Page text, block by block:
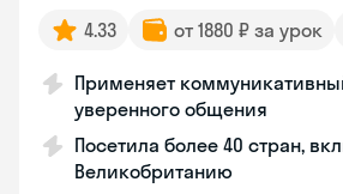
4.33 от 1880 ₽ за урок
Применяет
уверенного общения
Посетила более 40 стран,
Великобританию